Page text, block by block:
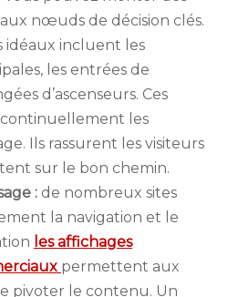
nœuds de décision clés.
idéaux incluent les
les entrées de
d’ascenseurs. Ces
les
Ils rassurent les visiteurs
sur le bon chemin.
: de nombreux sites
la navigation et le
les affichages
permettent aux
pivoter le contenu. Un